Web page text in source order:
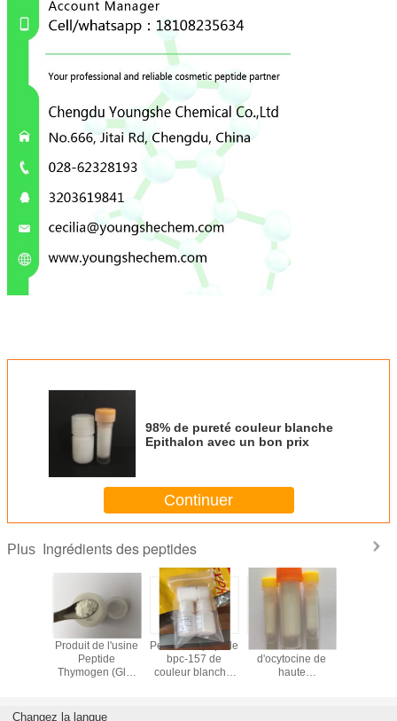
98% de pureté couleur blanche
Epithalon avec un bon prix
Continuer
Plus Ingrédients des peptides
Produit de l'usine
Peptide
Thymogen (Glu-
Pentadecapeptide
bpc-157 de
couleur blanche,
Acétate
d'ocytocine de
haute
Changez la langue